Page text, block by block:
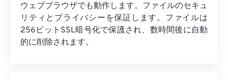
ウェブブラウザでも動作します。ファイルのセキュ
リティとプライバシーを保証します。ファイルは
256ビットSSL暗号化で保護され、数時間後に自動
的に削除されます。